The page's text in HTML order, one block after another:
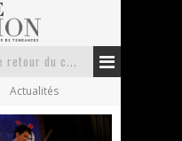
Le retour du cachemire version casual
Actualités